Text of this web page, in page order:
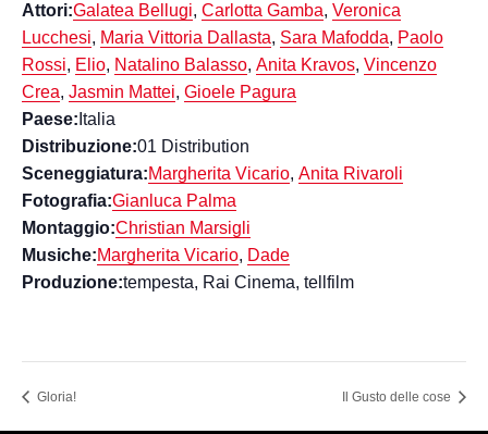
Attori:Galatea Bellugi, Carlotta Gamba, Veronica
Lucchesi, Maria Vittoria Dallasta, Sara Mafodda, Paolo
Rossi, Elio, Natalino Balasso, Anita Kravos, Vincenzo
Crea, Jasmin Mattei, Gioele Pagura
Paese: Italia
Distribuzione:01 Distribution
Sceneggiatura:Margherita Vicario, Anita Rivaroli
Fotografia:Gianluca Palma
Montaggio:Christian Marsigli
Musiche:Margherita Vicario, Dade
Produzione:tempesta, Rai Cinema, tellfilm
Gloria! Il Gusto delle cose